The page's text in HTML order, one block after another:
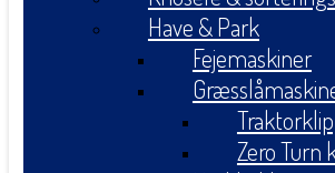
Have & Park
Fejemaskiner
Zero Turn